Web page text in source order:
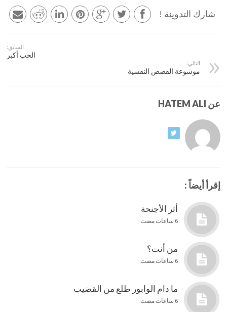
شارك التدوينة !
السابق:
الحب أكبر
التالي:
موسوعة القصص النفسية
عن HATEM ALI
إقرأ أيضاً :
أثر الأجنحة
6 ساعات مضت
من أنت؟
6 ساعات مضت
ما دام الوابور طلع من القضيب
6 ساعات مضت